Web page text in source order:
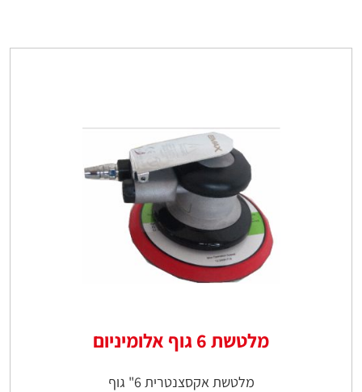
מלטשת 6 גוף אלומיניום
מלטשת אקסצנטרית 6" גוף